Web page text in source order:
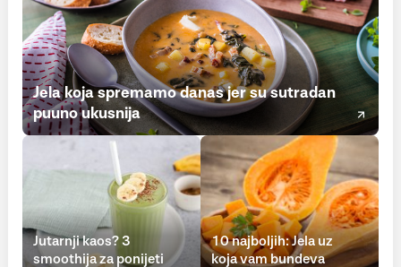
Jela koja spremamo danas jer su sutradan
puuno ukusnija
Jutarnji kaos? 3
smoothija za ponijeti
10 najboljih: Jela uz
koja vam bundeva